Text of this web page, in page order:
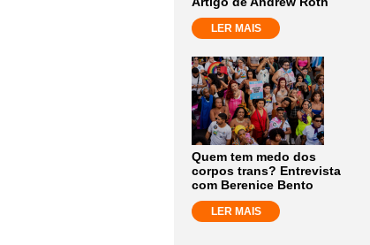
LER MAIS
Quem tem medo dos
corpos trans? Entrevista
com Berenice Bento
LER MAIS